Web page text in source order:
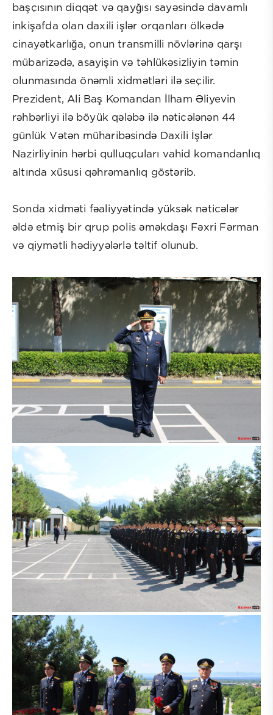
başçısının diqqət və qayğısı sayəsində davamlı
inkişafda olan daxili işlər orqanları ölkədə
cinayətkarlığa, onun transmilli növlərinə qarşı
mübarizədə, asayişin və təhlükəsizliyin təmin
olunmasında önəmli xidmətləri ilə seçilir.
Prezident, Ali Baş Komandan İlham Əliyevin
rəhbərliyi ilə böyük qələbə ilə nəticələnən 44
günlük Vətən müharibəsində Daxili İşlər
Nazirliyinin hərbi qulluqçuları vahid komandanlıq
altında xüsusi qəhrəmanlıq göstərib.
Sonda xidməti fəaliyyətində yüksək nəticələr
əldə etmiş bir qrup polis əməkdaşı Fəxri Fərman
və qiymətli hədiyyələrlə təltif olunub.